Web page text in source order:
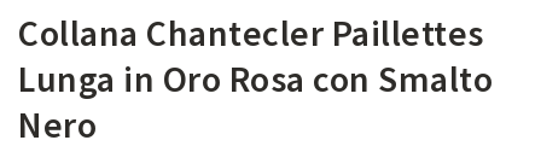
Collana Chantecler Paillettes
Lunga in Oro Rosa con Smalto
Nero